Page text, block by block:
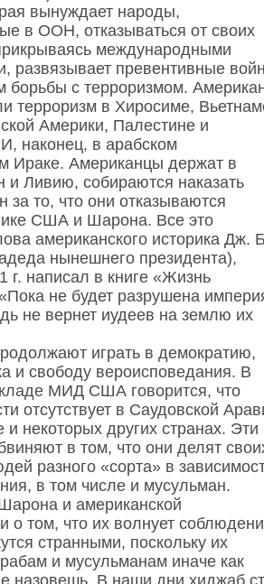
вынуждает народы,
в ООН, отказываться от своих
международными
развязывает превентивные
борьбы с терроризмом.
терроризм в Хиросиме,
Америки, Палестине и
наконец, в арабском
Ираке. Американцы держат в
и Ливию, собираются наказать
то, что они отказываются
США и Шарона. Все это
американского историка Дж.
нынешнего президента),
г. написал в книге «Жизнь
не будет разрушена
не вернет иудеев на землю их
играть в демократию,
и свободу вероисповедания. В
МИД США говорится, что
отсутствует в Саудовской
некоторых других странах. Эти
в том, что они делят
разного «сорта» в
в том числе и мусульман.
и американской
о том, что их волнует
странными, поскольку их
и мусульманам иначе как